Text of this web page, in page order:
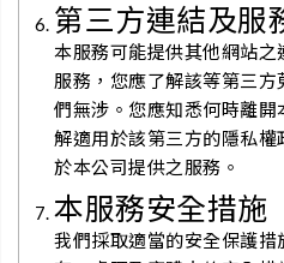
第三方連結及服
本服務可能提供其他網站
服務，您應了解該等第三
們無涉。您應知悉何時離
解適用於該第三方的隱私
於本公司提供之服務。
本服務安全措施
我們採取適當的安全保護